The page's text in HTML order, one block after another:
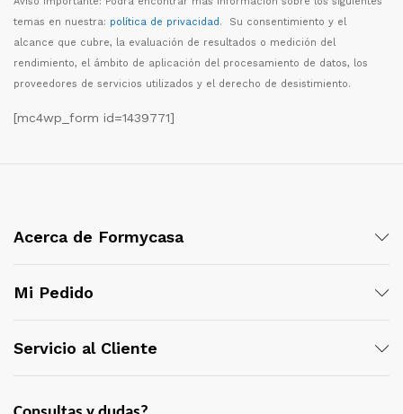
temas en nuestra: política de privacidad. Su consentimiento y el
alcance que cubre, la evaluación de resultados o medición del
rendimiento, el ámbito de aplicación del procesamiento de datos, los
proveedores de servicios utilizados y el derecho de desistimiento.
[mc4wp_form id=1439771]
Acerca de Formycasa
Mi Pedido
Servicio al Cliente